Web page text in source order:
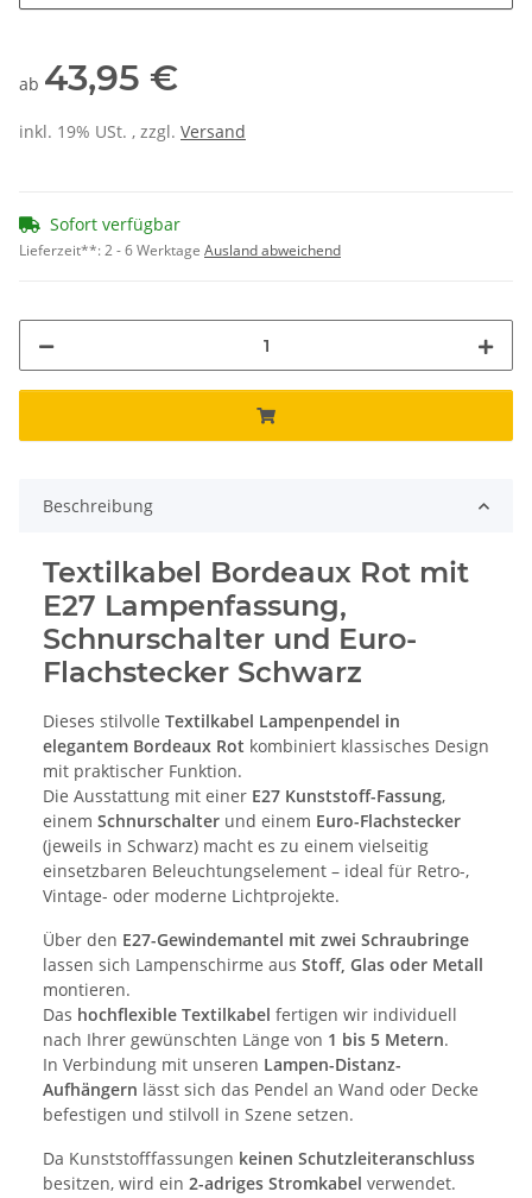
ab 43,95 €
inkl. 19% USt. , zzgl. Versand
Sofort verfügbar
Lieferzeit**:2 - 6 Werktage Ausland abweichend
Beschreibung
Textilkabel Bordeaux Rot mit
E27 Lampenfassung,
Schnurschalter und Euro-
Flachstecker Schwarz
Dieses stilvolle Textilkabel Lampenpendel in
elegantem Bordeaux Rot kombiniert klassisches Design
mit praktischer Funktion.
Die Ausstattung mit einer E27 Kunststoff-Fassung,
einem Schnurschalter und einem Euro-Flachstecker
(jeweils in Schwarz) macht es zu einem vielseitig
einsetzbaren Beleuchtungselement – ideal für Retro-,
Vintage- oder moderne Lichtprojekte.
Über den E27-Gewindemantel mit zwei Schraubringe
lassen sich Lampenschirme aus Stoff, Glas oder Metall
montieren.
Das hochflexible Textilkabel fertigen wir individuell
nach Ihrer gewünschten Länge von 1 bis 5 Metern.
In Verbindung mit unseren Lampen-Distanz-
Aufhängern lässt sich das Pendel an Wand oder Decke
befestigen und stilvoll in Szene setzen.
Da Kunststofffassungen keinen Schutzleiteranschluss
besitzen, wird ein 2-adriges Stromkabel verwendet.